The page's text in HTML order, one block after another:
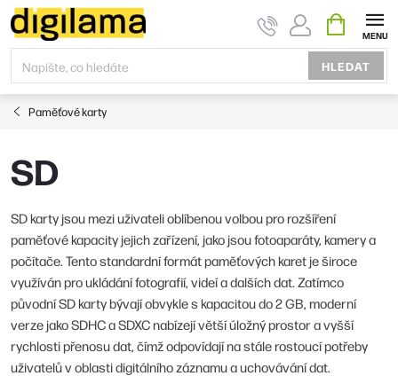
Přejít
na
obsah
HLEDAT
KOŠÍK
Paměťové karty
SD
SD karty jsou mezi uživateli oblíbenou volbou pro rozšíření
paměťové kapacity jejich zařízení, jako jsou fotoaparáty, kamery a
počítače. Tento standardní formát paměťových karet je široce
využíván pro ukládání fotografií, videí a dalších dat. Zatímco
původní SD karty bývají obvykle s kapacitou do 2 GB, moderní
verze jako SDHC a SDXC nabízejí větší úložný prostor a vyšší
rychlosti přenosu dat, čímž odpovídají na stále rostoucí potřeby
uživatelů v oblasti digitálního záznamu a uchovávání dat.